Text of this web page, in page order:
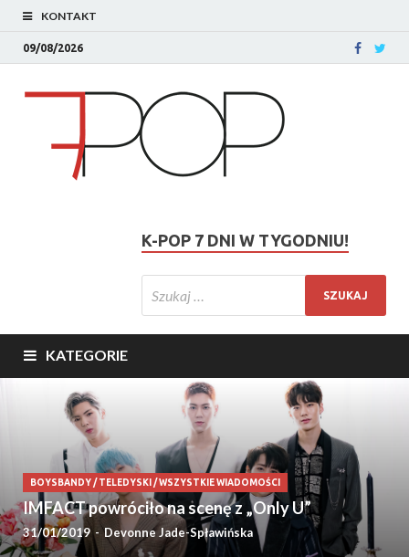
KONTAKT
09/08/2026
K-POP 7 DNI W TYGODNIU!
KATEGORIE
BOYSBANDY/TELEDYSKI /WSZYSTKIE WIADOMOŚCI
IMFACT powróciło na scenę z „Only U”
31/01/2019 - Devonne Jade-Spławińska